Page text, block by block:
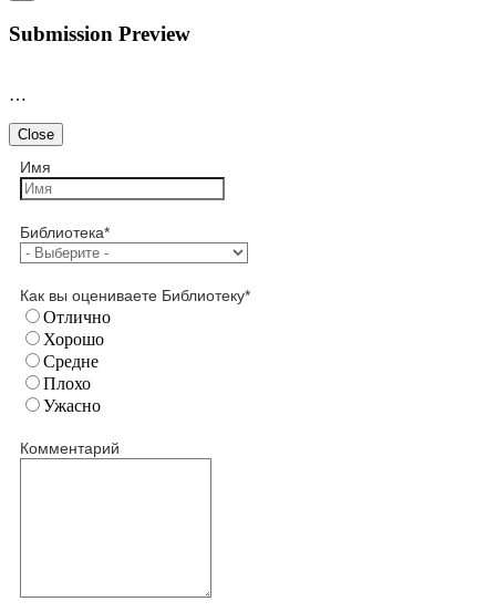
Submission Preview
…
Close
Имя
Библиотека*
Как вы оцениваете Библиотеку*
Отлично
Хорошо
Средне
Плохо
Ужасно
Комментарий